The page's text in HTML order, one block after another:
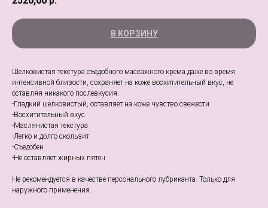
В КОРЗИНУ
Шелковистая текстура съедобного массажного крема даже во время
интенсивной близости, сохраняет на коже восхитительный вкус, не
оставляя никакого послевкусия.
-Гладкий шелковистый, оставляет на коже чувство свежести
-Восхитительный вкус
-Маслянистая текстура
-Легко и долго скользит
-Съедобен
-Не оставляет жирных пятен
Не рекомендуется в качестве персонального лубриканта. Только для
наружного применения.